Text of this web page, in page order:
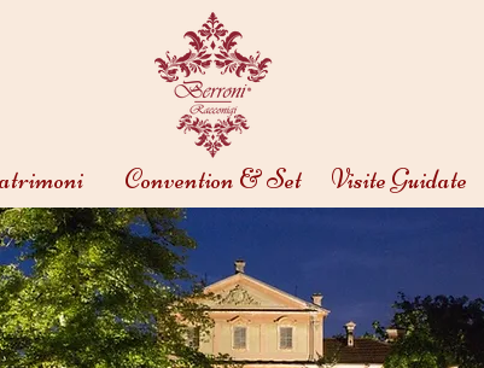
Convention & Set Visite Guidate